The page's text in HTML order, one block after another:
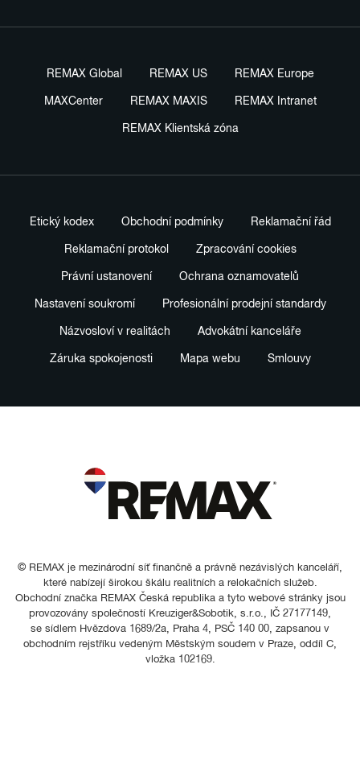
REMAX Global REMAX US REMAX Europe
MAXCenter REMAX MAXIS REMAX Intranet
REMAX Klientská zóna
Etický kodex Obchodní podmínky Reklamační řád
Reklamační protokol Zpracování cookies
Právní ustanovení Ochrana oznamovatelů
Nastavení soukromí Profesionální prodejní standardy
Názvosloví v realitách Advokátní kanceláře
Záruka spokojenosti Mapa webu Smlouvy
© REMAX je mezinárodní síť finančně a právně nezávislých kanceláří,
které nabízejí širokou škálu realitních a relokačních služeb.
Obchodní značka REMAX Česká republika a tyto webové stránky jsou
provozovány společností Kreuziger&Sobotik, s.r.o., IČ 27177149,
se sídlem Hvězdova 1689/2a, Praha 4, PSČ 140 00, zapsanou v
obchodním rejstříku vedeným Městským soudem v Praze, oddíl C,
vložka 102169.